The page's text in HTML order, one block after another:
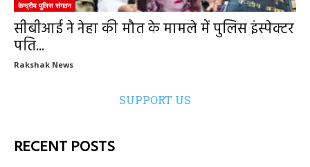
केन्द्रीय पुलिस संगठन
सीबीआई ने नेहा की मौत के मामले में पुलिस इंस्पेक्टर
पति...
Rakshak News
SUPPORT US
RECENT POSTS